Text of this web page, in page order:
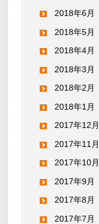
2018年6月
2018年5月
2018年4月
2018年3月
2018年2月
2018年1月
2017年12月
2017年11月
2017年10月
2017年9月
2017年8月
2017年7月